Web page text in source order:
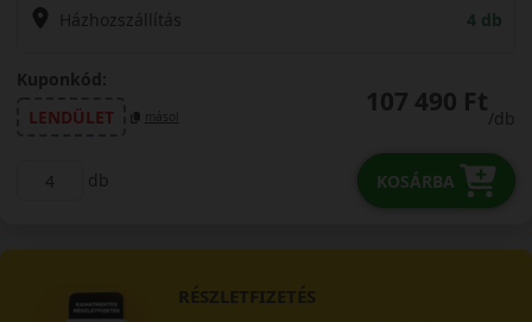
Házhozszállítás 4 db
Kuponkód:
LENDÜLET
másol 107 490 Ft
/db
db KOSÁRBA
RÉSZLETFIZETÉS